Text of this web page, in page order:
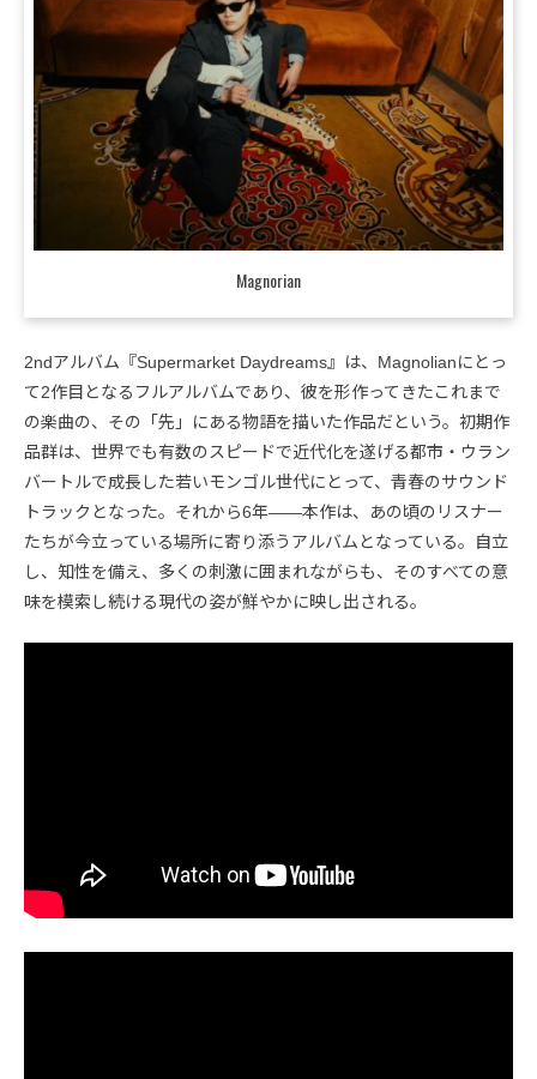
Magnorian
2ndアルバム『Supermarket Daydreams』は、Magnolianにとっ
て2作目となるフルアルバムであり、彼を形作ってきたこれまで
の楽曲の、その「先」にある物語を描いた作品だという。初期作
品群は、世界でも有数のスピードで近代化を遂げる都市・ウラン
バートルで成長した若いモンゴル世代にとって、青春のサウンド
トラックとなった。それから6年――本作は、あの頃のリスナー
たちが今立っている場所に寄り添うアルバムとなっている。自立
し、知性を備え、多くの刺激に囲まれながらも、そのすべての意
味を模索し続ける現代の姿が鮮やかに映し出される。